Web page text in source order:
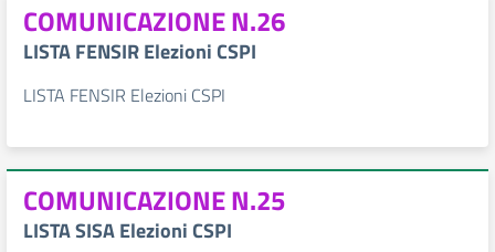
COMUNICAZIONE N.26
LISTA FENSIR Elezioni CSPI
LISTA FENSIR Elezioni CSPI
COMUNICAZIONE N.25
LISTA SISA Elezioni CSPI